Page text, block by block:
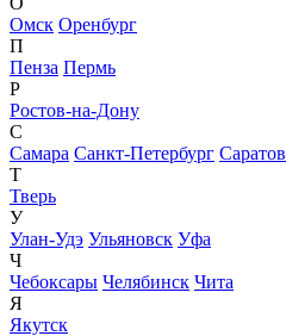
Омск Оренбург
П
Пенза Пермь
Р
Ростов-на-Дону
С
Самара Санкт-Петербург Саратов
Т
Тверь
У
Улан-Удэ Ульяновск Уфа
Ч
Чебоксары Челябинск Чита
Я
Якутск